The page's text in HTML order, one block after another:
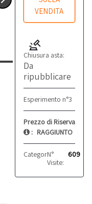
VENDITA
Chiusura asta:
Da
ripubblicare
Esperimento n°3
Prezzo di Riserva
: RAGGIUNTO
Categoria: Officina
N°
Visite:
609